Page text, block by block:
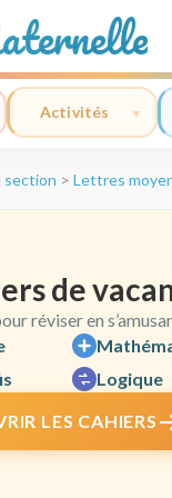
Activités
section > Lettres
de
réviser en
Logique
LES CAHIERS